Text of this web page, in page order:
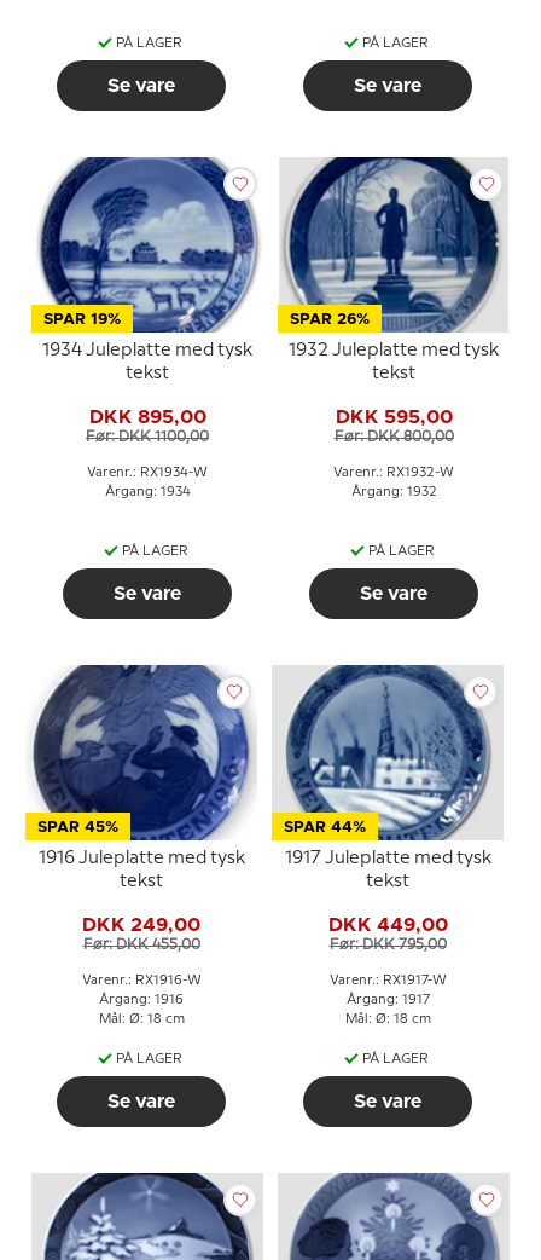
PÅ LAGER
Se vare
PÅ LAGER
Se vare
SPAR 19%
1934 Juleplatte med tysk
tekst
DKK 895,00
Før: DKK 1100,00
Varenr.: RX1934-W
Årgang: 1934
PÅ LAGER
Se vare
SPAR 26%
1932 Juleplatte med tysk
tekst
DKK 595,00
Før: DKK 800,00
Varenr.: RX1932-W
Årgang: 1932
PÅ LAGER
Se vare
SPAR 45%
1916 Juleplatte med tysk
tekst
DKK 249,00
Før: DKK 455,00
Varenr.: RX1916-W
Årgang: 1916
Mål: Ø: 18 cm
PÅ LAGER
Se vare
SPAR 44%
1917 Juleplatte med tysk
tekst
DKK 449,00
Før: DKK 795,00
Varenr.: RX1917-W
Årgang: 1917
Mål: Ø: 18 cm
PÅ LAGER
Se vare